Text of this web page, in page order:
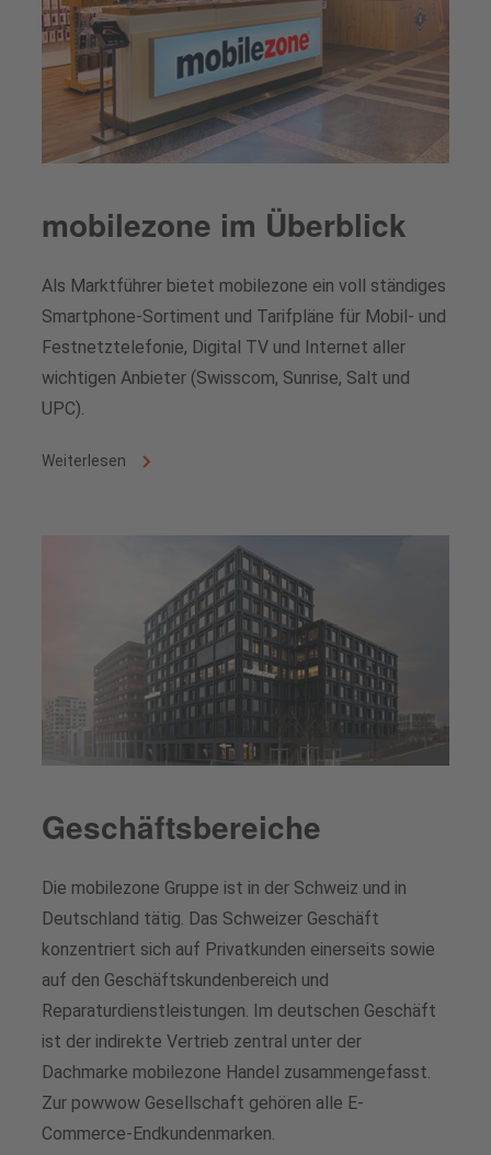
Analysts
Share buyback programs
Financial calendar
Share price
Contact for analysts and investors
Downloads
Downloads for media professionals
Vacancies
mobilezone im Überblick
Als Marktführer bietet mobilezone ein voll ständiges
Smartphone-Sortiment und Tarifpläne für Mobil- und
Festnetztelefonie, Digital TV und Internet aller
wichtigen Anbieter (Swisscom, Sunrise, Salt und
UPC).
Weiterlesen
Geschäftsbereiche
Die mobilezone Gruppe ist in der Schweiz und in
Deutschland tätig. Das Schweizer Geschäft
konzentriert sich auf Privatkunden einerseits sowie
auf den Geschäftskundenbereich und
Reparaturdienstleistungen. Im deutschen Geschäft
ist der indirekte Vertrieb zentral unter der
Dachmarke mobilezone Handel zusammengefasst.
Zur powwow Gesellschaft gehören alle E-
Commerce-Endkundenmarken.